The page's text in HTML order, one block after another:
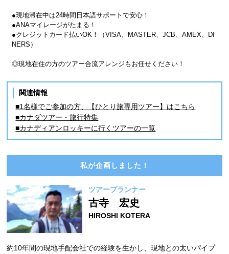
●現地滞在中は24時間日本語サポートで安心！
●ANAマイレージがたまる！
●クレジットカード払いOK！（VISA、MASTER、JCB、AMEX、DI
NERS）
◎現地在住の方のツアー合流アレンジもお任せください！
関連情報
■1名様でご参加の方、【ひとり旅専用ツアー】はこちら
■カナダツアー・旅行特集
■カナディアンロッキーに行くツアーの一覧
私が企画しました！
ツアープランナー
古寺 宏史
HIROSHI KOTERA
約10年間の現地手配会社での経験を生かし、現地との太いパイプ